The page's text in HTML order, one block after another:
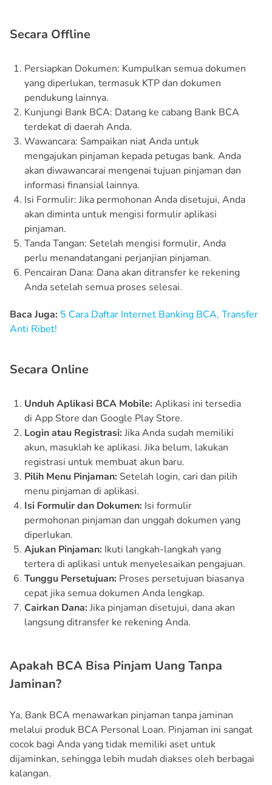
Secara Offline
Persiapkan Dokumen: Kumpulkan semua dokumen
yang diperlukan, termasuk KTP dan dokumen
pendukung lainnya.
Kunjungi Bank BCA: Datang ke cabang Bank BCA
terdekat di daerah Anda.
Wawancara: Sampaikan niat Anda untuk
mengajukan pinjaman kepada petugas bank. Anda
akan diwawancarai mengenai tujuan pinjaman dan
informasi finansial lainnya.
Isi Formulir: Jika permohonan Anda disetujui, Anda
akan diminta untuk mengisi formulir aplikasi
pinjaman.
Tanda Tangan: Setelah mengisi formulir, Anda
perlu menandatangani perjanjian pinjaman.
Pencairan Dana: Dana akan ditransfer ke rekening
Anda setelah semua proses selesai.
Baca Juga: 5 Cara Daftar Internet Banking BCA, Transfer
Anti Ribet!
Secara Online
Unduh Aplikasi BCA Mobile:Aplikasi ini tersedia
di App Store dan Google Play Store.
Login atau Registrasi:Jika Anda sudah memiliki
akun, masuklah ke aplikasi. Jika belum, lakukan
registrasi untuk membuat akun baru.
Pilih Menu Pinjaman: Setelah login, cari dan pilih
menu pinjaman di aplikasi.
Isi Formulir dan Dokumen: Isi formulir
permohonan pinjaman dan unggah dokumen yang
diperlukan.
Ajukan Pinjaman: Ikuti langkah-langkah yang
tertera di aplikasi untuk menyelesaikan pengajuan.
Tunggu Persetujuan: Proses persetujuan biasanya
cepat jika semua dokumen Anda lengkap.
Cairkan Dana:Jika pinjaman disetujui, dana akan
langsung ditransfer ke rekening Anda.
Apakah BCA Bisa Pinjam Uang Tanpa
Jaminan?
Ya, Bank BCA menawarkan pinjaman tanpa jaminan
melalui produk BCA Personal Loan. Pinjaman ini sangat
cocok bagi Anda yang tidak memiliki aset untuk
dijaminkan, sehingga lebih mudah diakses oleh berbagai
kalangan.